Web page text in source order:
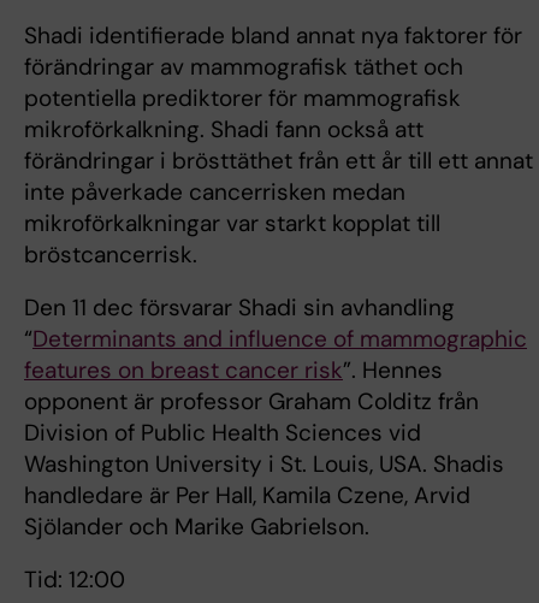
Shadi identifierade bland annat nya faktorer för
förändringar av mammografisk täthet och
potentiella prediktorer för mammografisk
mikroförkalkning. Shadi fann också att
förändringar i brösttäthet från ett år till ett annat
inte påverkade cancerrisken medan
mikroförkalkningar var starkt kopplat till
bröstcancerrisk.
Den 11 dec försvarar Shadi sin avhandling
“Determinants and influence of mammographic
features on breast cancer risk”. Hennes
opponent är professor Graham Colditz från
Division of Public Health Sciences vid
Washington University i St. Louis, USA. Shadis
handledare är Per Hall, Kamila Czene, Arvid
Sjölander och Marike Gabrielson.
Tid: 12:00